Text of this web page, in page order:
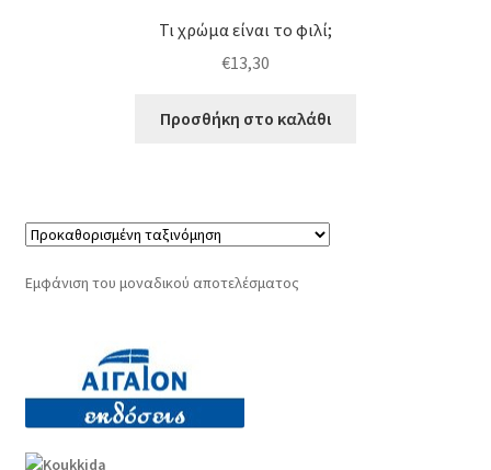
Τι χρώμα είναι το φιλί;
€13,30
Προσθήκη στο καλάθι
Εμφάνιση του μοναδικού αποτελέσματος